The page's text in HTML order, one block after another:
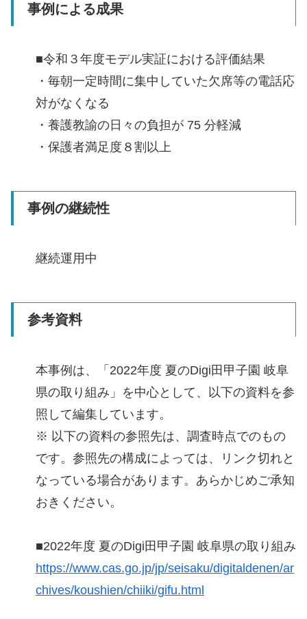
事例による成果
■令和３年度モデル実証における評価結果
・毎朝一定時間に集中していた欠席等の電話応
対がなくなる
・養護教諭の日々の負担が 75 分軽減
・保護者満足度８割以上
事例の継続性
継続運用中
参考資料
本事例は、「2022年度 夏のDigi田甲子園 岐阜
県の取り組み」を中心として、以下の資料を参
照して編集しています。
※ 以下の資料の参照先は、調査時点でのもの
です。参照先の構成によっては、リンク切れと
なっている場合があります。あらかじめご承知
おきください。
■2022年度 夏のDigi田甲子園 岐阜県の取り組み
https://www.cas.go.jp/jp/seisaku/digitaldenen/ar
chives/koushien/chiiki/gifu.html